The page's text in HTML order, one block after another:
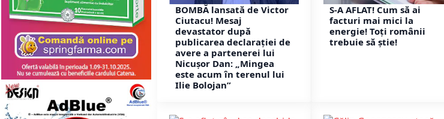
BOMBĂ lansată de Victor
Ciutacu! Mesaj
devastator după
publicarea declarației de
avere a partenerei lui
Nicușor Dan: „Mingea
este acum în terenul lui
Ilie Bolojan”
S-A AFLAT! Cum să ai
facturi mai mici la
energie! Toți românii
trebuie să știe!